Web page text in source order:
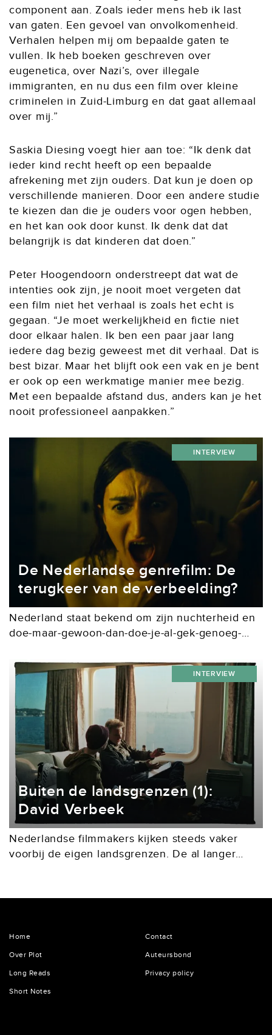
component aan. Zoals ieder mens heb ik last
van gaten. Een gevoel van onvolkomenheid.
Verhalen helpen mij om bepaalde gaten te
vullen. Ik heb boeken geschreven over
eugenetica, over Nazi’s, over illegale
immigranten, en nu dus een film over kleine
criminelen in Zuid-Limburg en dat gaat allemaal
over mij.”
Saskia Diesing voegt hier aan toe: “Ik denk dat
ieder kind recht heeft op een bepaalde
afrekening met zijn ouders. Dat kun je doen op
verschillende manieren. Door een andere studie
te kiezen dan die je ouders voor ogen hebben,
en het kan ook door kunst. Ik denk dat dat
belangrijk is dat kinderen dat doen.”
Peter Hoogendoorn onderstreept dat wat de
intenties ook zijn, je nooit moet vergeten dat
een film niet het verhaal is zoals het echt is
gegaan. “Je moet werkelijkheid en fictie niet
door elkaar halen. Ik ben een paar jaar lang
iedere dag bezig geweest met dit verhaal. Dat is
best bizar. Maar het blijft ook een vak en je bent
er ook op een werkmatige manier mee bezig.
Met een bepaalde afstand dus, anders kan je het
nooit professioneel aanpakken.”
De Nederlandse genrefilm: De
terugkeer van de verbeelding?
Nederland staat bekend om zijn nuchterheid en
doe-maar-gewoon-dan-doe-je-al-gek-genoeg-
weerspiegeld in de films die we maken, waarin
het realisme de boventoon voert. Daar zijn een
aantal...
INTERVIEW
Buiten de landsgrenzen (1):
David Verbeek
Nederlandse filmmakers kijken steeds vaker
voorbij de eigen landsgrenzen. De al langer
spelende The Wolf, the Fox and the...
INTERVIEW
Home
Over Plot
Long Reads
Short Notes
Contact
Auteursbond
Privacy policy